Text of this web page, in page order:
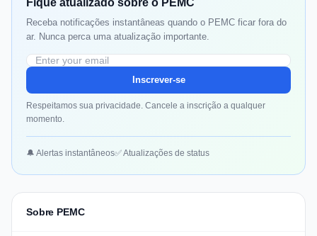
Fique atualizado sobre o PEMC
Receba notificações instantâneas quando o PEMC ficar fora do
ar. Nunca perca uma atualização importante.
Inscrever-se
Respeitamos sua privacidade. Cancele a inscrição a qualquer
momento.
🔔 Alertas instantâneos✅ Atualizações de status
Sobre PEMC